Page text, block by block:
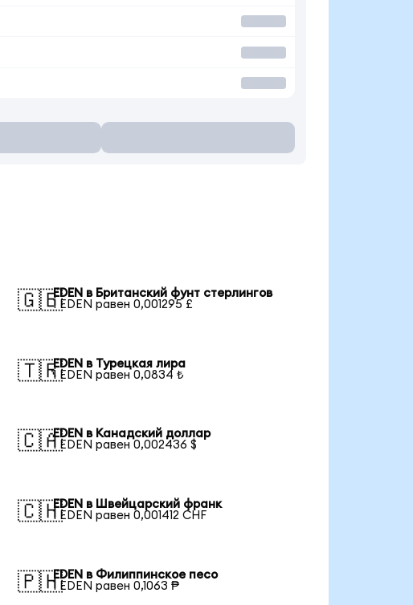
🇬🇧EDEN в Британский фунт стерлингов
1 EDEN равен 0,001295 £
🇹🇷EDEN в Турецкая лира
1 EDEN равен 0,0834 ₺
🇨🇦EDEN в Канадский доллар
1 EDEN равен 0,002436 $
🇨🇭EDEN в Швейцарский франк
1 EDEN равен 0,001412 CHF
🇵🇭EDEN в Филиппинское песо
1 EDEN равен 0,1063 ₱